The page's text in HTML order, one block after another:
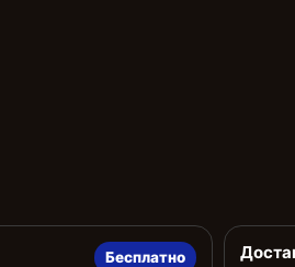
Бесплатно